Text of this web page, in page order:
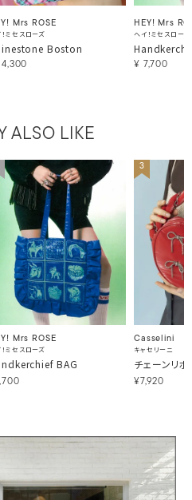
Mrs ROSE
ミセスローズ
Boston
14,300
HEY! Mrs
ヘイ！ミセスローズ
¥ 7,700
ALSO LIKE
Mrs ROSE
ミセスローズ
BAG
3
Casselini
キャセリーニ
チェーンリ
¥7,920